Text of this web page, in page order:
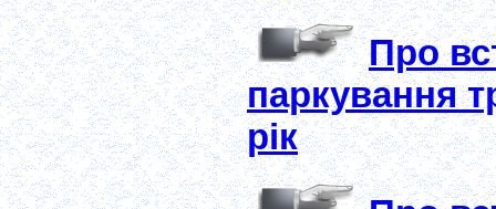
Про
паркування
рік